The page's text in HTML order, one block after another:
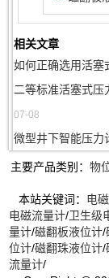
相关文章
如何正确选用活塞
二等标准活塞式
07-08
微型井下智能压力
主要产品类别： 物
本站关键词： 电
电磁流量计/卫生级
量计/磁翻板液位计/
位计/磁翻珠液位计/
流量计/